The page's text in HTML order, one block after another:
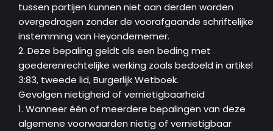
tussen partijen kunnen niet aan derden worden
overgedragen zonder de voorafgaande schriftelijke
instemming van Heyondernemer.
2. Deze bepaling geldt als een beding met
goederenrechtelijke werking zoals bedoeld in artikel
3:83, tweede lid, Burgerlijk Wetboek.
Gevolgen nietigheid of vernietigbaarheid
1. Wanneer één of meerdere bepalingen van deze
algemene voorwaarden nietig of vernietigbaar